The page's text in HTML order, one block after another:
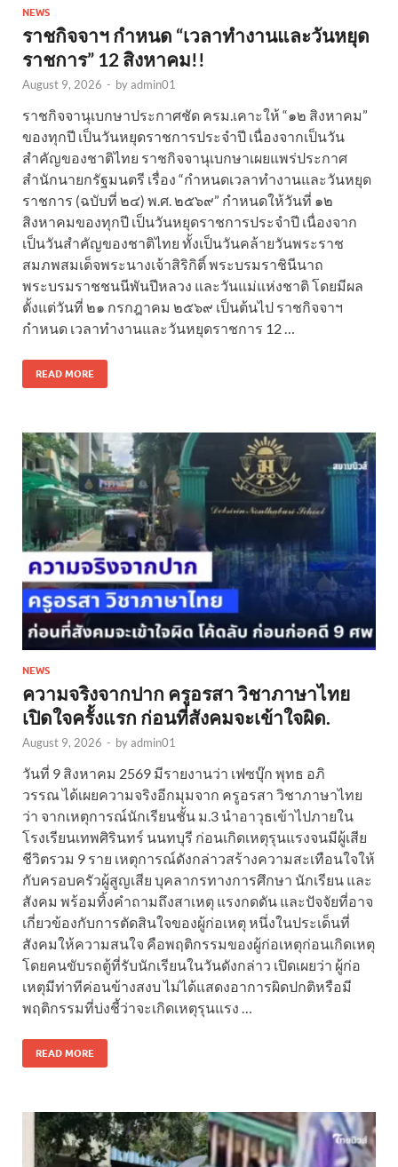
NEWS
ราชกิจจาฯ กำหนด “เวลาทำงานและวันหยุด
ราชการ” 12 สิงหาคม!!
August 9, 2026 - byadmin01
ราชกิจจานุเบกษาประกาศชัด ครม.เคาะให้ “๑๒ สิงหาคม”
ของทุกปี เป็นวันหยุดราชการประจำปี เนื่องจากเป็นวัน
สำคัญของชาติไทย ราชกิจจานุเบกษาเผยแพร่ประกาศ
สำนักนายกรัฐมนตรี เรื่อง “กำหนดเวลาทำงานและวันหยุด
ราชการ (ฉบับที่ ๒๔) พ.ศ. ๒๕๖๙” กำหนดให้วันที่ ๑๒
สิงหาคมของทุกปี เป็นวันหยุดราชการประจำปี เนื่องจาก
เป็นวันสำคัญของชาติไทย ทั้งเป็นวันคล้ายวันพระราช
สมภพสมเด็จพระนางเจ้าสิริกิติ์ พระบรมราชินีนาถ
พระบรมราชชนนีพันปีหลวง และวันแม่แห่งชาติ โดยมีผล
ตั้งแต่วันที่ ๒๑ กรกฎาคม ๒๕๖๙ เป็นต้นไป ราชกิจจาฯ
กำหนด เวลาทำงานและวันหยุดราชการ 12 …
READ MORE
NEWS
ความจริงจากปาก ครูอรสา วิชาภาษาไทย
เปิดใจครั้งแรก ก่อนที่สังคมจะเข้าใจผิด.
August 9, 2026 - byadmin01
วันที่ 9 สิงหาคม 2569 มีรายงานว่า เฟซบุ๊ก พุทธ อภิ
วรรณ ได้เผยความจริงอีกมุมจาก ครูอรสา วิชาภาษาไทย
ว่า จากเหตุการณ์นักเรียนชั้น ม.3 นำอาวุธเข้าไปภายใน
โรงเรียนเทพศิรินทร์ นนทบุรี ก่อนเกิดเหตุรุนแรงจนมีผู้เสีย
ชีวิตรวม 9 ราย เหตุการณ์ดังกล่าวสร้างความสะเทือนใจให้
กับครอบครัวผู้สูญเสีย บุคลากรทางการศึกษา นักเรียน และ
สังคม พร้อมทิ้งคำถามถึงสาเหตุ แรงกดดัน และปัจจัยที่อาจ
เกี่ยวข้องกับการตัดสินใจของผู้ก่อเหตุ หนึ่งในประเด็นที่
สังคมให้ความสนใจ คือพฤติกรรมของผู้ก่อเหตุก่อนเกิดเหตุ
โดยคนขับรถตู้ที่รับนักเรียนในวันดังกล่าว เปิดเผยว่า ผู้ก่อ
เหตุมีท่าทีค่อนข้างสงบ ไม่ได้แสดงอาการผิดปกติหรือมี
พฤติกรรมที่บ่งชี้ว่าจะเกิดเหตุรุนแรง …
READ MORE